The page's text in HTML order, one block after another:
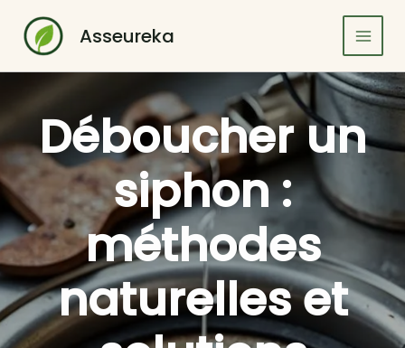
contenu
Asseureka
Déboucher un
siphon :
méthodes
naturelles et